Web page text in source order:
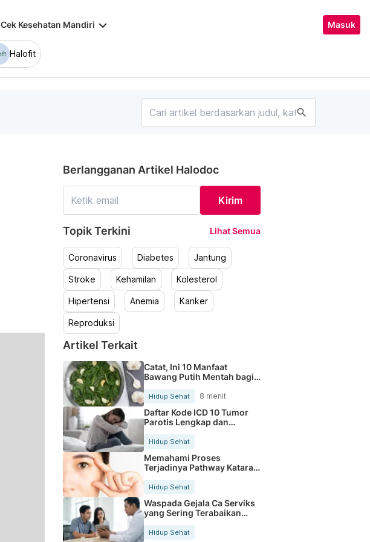
Cek Kesehatan Mandiri keyboard_arrow_down Masuk
Halofit
search
Berlangganan Artikel Halodoc
Kirim
Topik Terkini Lihat Semua
Coronavirus Diabetes Jantung
Stroke Kehamilan Kolesterol
Hipertensi Anemia Kanker
Reproduksi
Artikel Terkait
Catat, Ini 10 Manfaat
Bawang Putih Mentah bagi
Hidup Sehat 8 menit
Daftar Kode ICD 10 Tumor
Parotis Lengkap dan
Hidup Sehat
Memahami Proses
Terjadinya Pathway Katarak
Hidup Sehat
Waspada Gejala Ca Serviks
yang Sering Terabaikan
Hidup Sehat